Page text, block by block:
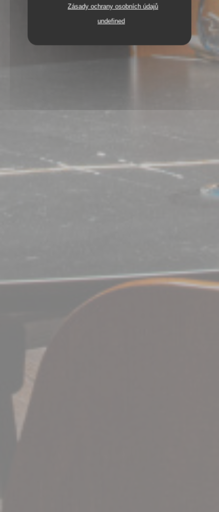
Zásady ochrany osobních údajů
undefined
45 RUE DE LA MONNAIE 59000 LILLE